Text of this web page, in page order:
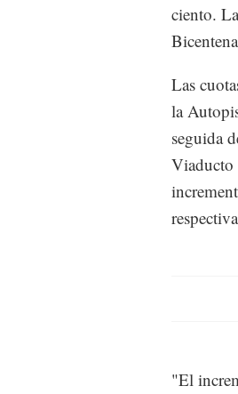
ciento.
Las
la
seguida
Viaducto
"El